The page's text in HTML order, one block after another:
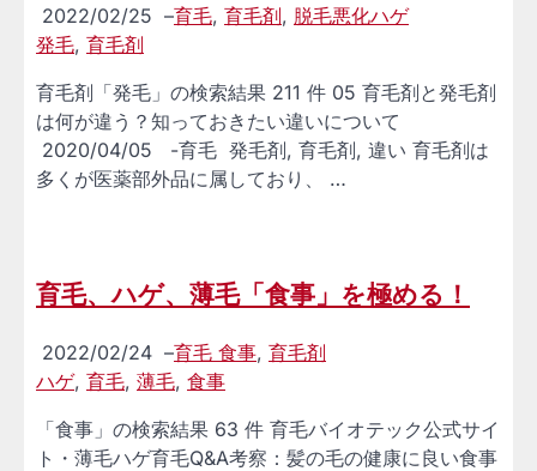
2022/02/25 –育毛, 育毛剤, 脱毛悪化ハゲ
発毛, 育毛剤
育毛剤「発毛」の検索結果 211 件 05 育毛剤と発毛剤
は何が違う？知っておきたい違いについて
2020/04/05 -育毛 発毛剤, 育毛剤, 違い 育毛剤は
多くが医薬部外品に属しており、 …
育毛、ハゲ、薄毛「食事」を極める！
2022/02/24 –育毛 食事, 育毛剤
ハゲ, 育毛, 薄毛, 食事
「食事」の検索結果 63 件 育毛バイオテック公式サイ
ト・薄毛ハゲ育毛Q&A考察：髪の毛の健康に良い食事